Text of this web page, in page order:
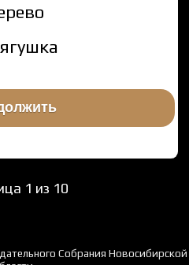
1 из 10
Собрания Новосибирской